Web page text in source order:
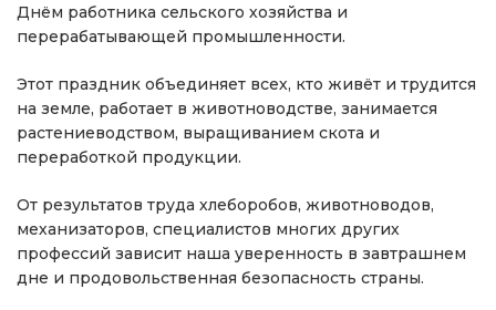
Днём работника сельского хозяйства и
перерабатывающей промышленности.
Этот праздник объединяет всех, кто живёт и трудится
на земле, работает в животноводстве, занимается
растениеводством, выращиванием скота и
переработкой продукции.
От результатов труда хлеборобов, животноводов,
механизаторов, специалистов многих других
профессий зависит наша уверенность в завтрашнем
дне и продовольственная безопасность страны.